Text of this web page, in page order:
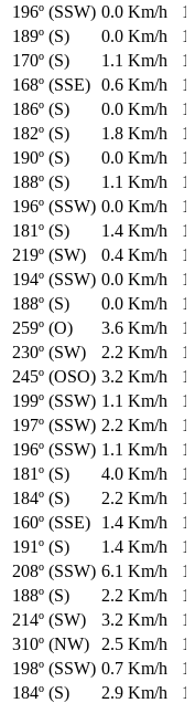
196º (SSW) 0.0 Km/h
189º (S) 0.0 Km/h
170º (S) 1.1 Km/h
168º (SSE) 0.6 Km/h
186º (S) 0.0 Km/h
182º (S) 1.8 Km/h
190º (S) 0.0 Km/h
188º (S) 1.1 Km/h
196º (SSW) 0.0 Km/h
181º (S) 1.4 Km/h
219º (SW) 0.4 Km/h
194º (SSW) 0.0 Km/h
188º (S) 0.0 Km/h
259º (O) 3.6 Km/h
230º (SW) 2.2 Km/h
245º (OSO) 3.2 Km/h
199º (SSW) 1.1 Km/h
197º (SSW) 2.2 Km/h
196º (SSW) 1.1 Km/h
181º (S) 4.0 Km/h
184º (S) 2.2 Km/h
160º (SSE) 1.4 Km/h
191º (S) 1.4 Km/h
208º (SSW) 6.1 Km/h
188º (S) 2.2 Km/h
214º (SW) 3.2 Km/h
310º (NW) 2.5 Km/h
198º (SSW) 0.7 Km/h
184º (S) 2.9 Km/h